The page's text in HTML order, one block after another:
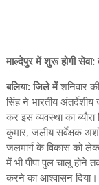
माल्देपुर में शुरू होगी
बलिया: जिले मेंशनिवार
सिंह ने भारतीय
कर इस व्यवस्था का
कुमार, जलीय सर्वेक्षक
जलमार्ग के विकास को
में भी पीपा पुल चालू
करने का आश्वासन